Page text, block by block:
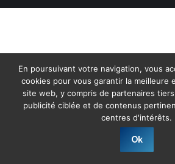
En poursuivant votre navigation, vous
cookies pour vous garantir la meilleure
site web, y compris de partenaires
publicité ciblée et de contenus
centres d'intérêts.
Ok